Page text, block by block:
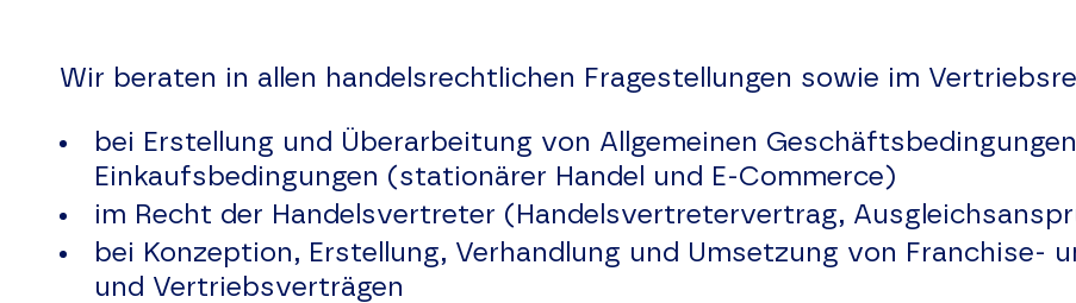
Wir beraten in allen handelsrechtlichen Fragestellungen sowie im
bei Erstellung und Überarbeitung von Allgemeinen
Einkaufsbedingungen (stationärer Handel und E-Commerce)
im Recht der Handelsvertreter (Handelsvertretervertrag,
bei Konzeption, Erstellung, Verhandlung und Umsetzung von Franchise-
und Vertriebsverträgen